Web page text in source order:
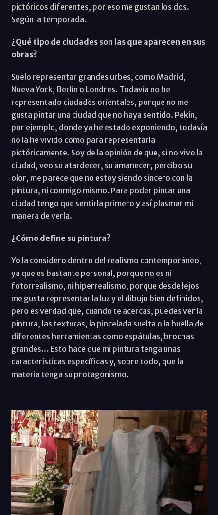
pictóricos diferentes, por eso me gustan los dos.
Según la temporada.
¿Qué tipo de ciudades son las que aparecen en sus
obras?
Suelo representar grandes urbes, como Madrid,
Nueva York, Berlín o Londres. Todavía no he
representado ciudades orientales, porque no me
gusta pintar una ciudad que no haya sentido. Pekín,
por ejemplo, donde ya he estado exponiendo, todavía
no la he vivido como para representarla
pictóricamente. Soy de la opinión de que, si no vivo la
ciudad, veo su atardecer, su amanecer, percibo su
olor, me parece que no estoy siendo sincero con la
pintura, ni conmigo mismo. Para poder pintar una
ciudad tengo que sentirla primero y así plasmar mi
manera de verla.
¿Cómo define su pintura?
Yo la considero dentro del realismo contemporáneo,
ya que es bastante personal, porque no es ni
fotorrealismo, ni hiperrealismo, porque desde lejos
me gusta representar la luz y el dibujo bien definidos,
pero es verdad que, cuando te acercas, puedes ver la
pintura, las texturas, la pincelada suelta o la huella de
diferentes herramientas como espátulas, brochas
grandes... Esto hace que mi pintura tenga unas
características específicas y, sobre todo, que la
materia tenga su protagonismo.